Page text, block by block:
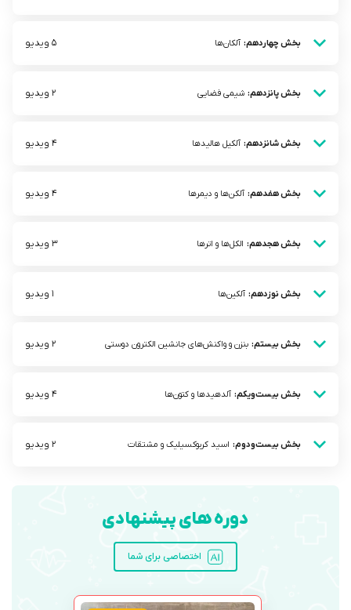
بخش چهاردهم: آلکان‌ها 5 ویدیو
بخش پانزدهم: شیمی فضایی 2 ویدیو
بخش شانزدهم: آلکیل هالید‌ها 4 ویدیو
بخش هفدهم: آلکن‌ها و دیمرها 4 ویدیو
بخش هجدهم: الکل‌ها و اترها 3 ویدیو
بخش نوزدهم: آلکین‌ها 1 ویدیو
بخش بیستم: بنزن و واکنش‌های جانشین الکترون دوستی 2 ویدیو
بخش بیست‌ویکم: آلدهید‌ها و کتون‌ها 4 ویدیو
بخش بیست‌ودوم: اسید کربوکسیلیک و مشتقات 2 ویدیو
دوره های پیشنهادی
اختصاصی برای شما